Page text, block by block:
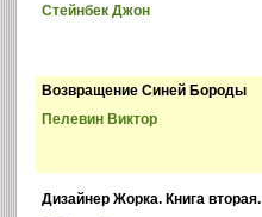
Стейнбек Джон
Возвращение Синей Бороды
Пелевин Виктор
Дизайнер Жорка. Книга